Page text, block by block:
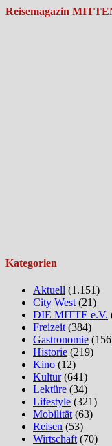
Reisemagazin
Kategorien
Aktuell (1.151)
City West (21)
DIE MITTE e.V.
Freizeit (384)
Gastronomie
Historie (219)
Kino (12)
Kultur(641)
Lektüre (34)
Lifestyle (321)
Mobilität (63)
Reisen (53)
Wirtschaft (70)